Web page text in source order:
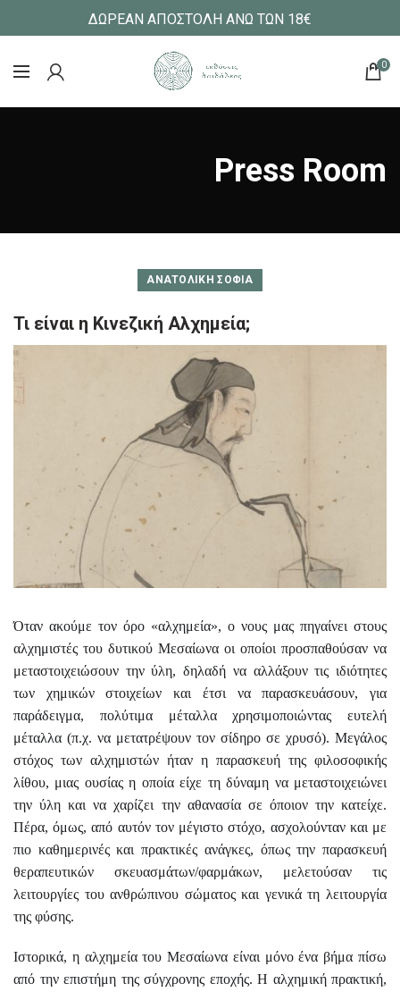
ΔΩΡΕΑΝ ΑΠΟΣΤΟΛΗ ΑΝΩ ΤΩΝ 18€
0
Press Room
ΑΝΑΤΟΛΙΚΉ ΣΟΦΊΑ
Τι είναι η Κινεζική Αλχημεία;
Όταν ακούμε τον όρο «αλχημεία», ο νους μας πηγαίνει στους
αλχημιστές του δυτικού Μεσαίωνα οι οποίοι προσπαθούσαν να
μεταστοιχειώσουν την ύλη, δηλαδή να αλλάξουν τις ιδιότητες
των χημικών στοιχείων και έτσι να παρασκευάσουν, για
παράδειγμα, πολύτιμα μέταλλα χρησιμοποιώντας ευτελή
μέταλλα (π.χ. να μετατρέψουν τον σίδηρο σε χρυσό). Μεγάλος
στόχος των αλχημιστών ήταν η παρασκευή της φιλοσοφικής
λίθου, μιας ουσίας η οποία είχε τη δύναμη να μεταστοιχειώνει
την ύλη και να χαρίζει την αθανασία σε όποιον την κατείχε.
Πέρα, όμως, από αυτόν τον μέγιστο στόχο, ασχολούνταν και με
πιο καθημερινές και πρακτικές ανάγκες, όπως την παρασκευή
θεραπευτικών σκευασμάτων/φαρμάκων, μελετούσαν τις
λειτουργίες του ανθρώπινου σώματος και γενικά τη λειτουργία
της φύσης.
Ιστορικά, η αλχημεία του Μεσαίωνα είναι μόνο ένα βήμα πίσω
από την επιστήμη της σύγχρονης εποχής. Η αλχημική πρακτική,